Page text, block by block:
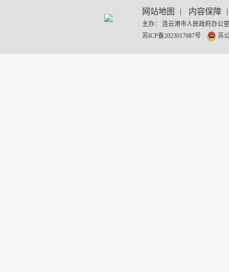
网站地图 | 内容保障 |
主办： 连云港市人民政府办
苏ICP备2023017687号
苏